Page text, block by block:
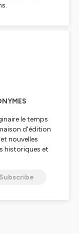
le temps
d'édition
nouvelles
historiques et
– Evan
de-
Subscribe